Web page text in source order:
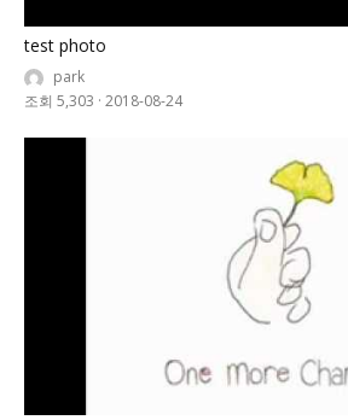
test photo
park
조회 5,303 · 2018-08-24